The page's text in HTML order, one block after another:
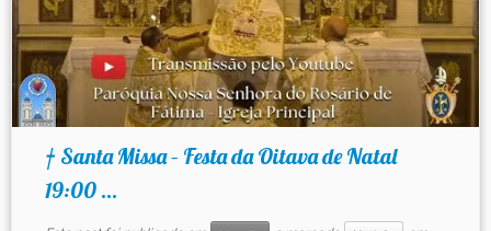
† Santa Missa – Festa da Oitava de Natal
19:00 ...